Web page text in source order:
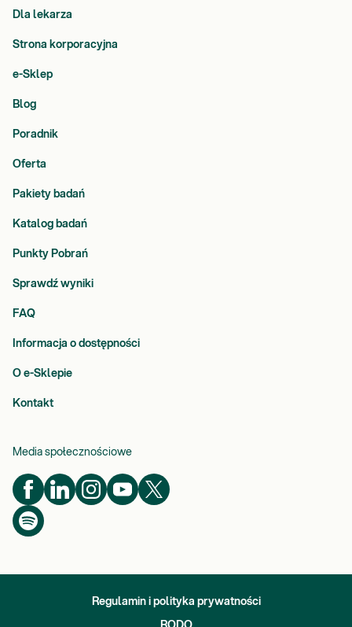
Dla lekarza
Strona korporacyjna
e-Sklep
Blog
Poradnik
Oferta
Pakiety badań
Katalog badań
Punkty Pobrań
Sprawdź wyniki
FAQ
Informacja o dostępności
O e-Sklepie
Kontakt
Media społecznościowe
Regulamin i polityka prywatności